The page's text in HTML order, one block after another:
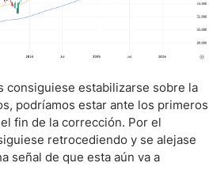
consiguiese estabilizarse sobre la
podríamos estar ante los primeros
fin de la corrección. Por el
retrocediendo y se alejase
señal de que esta aún va a